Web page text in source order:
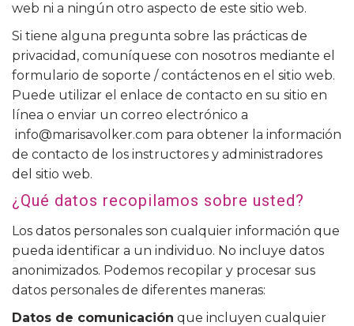
web ni a ningún otro aspecto de este sitio web.
Si tiene alguna pregunta sobre las prácticas de
privacidad, comuníquese con nosotros mediante el
formulario de soporte / contáctenos en el sitio web.
Puede utilizar el enlace de contacto en su sitio en
línea o enviar un correo electrónico a
info@marisavolker.com para obtener la información
de contacto de los instructores y administradores
del sitio web.
¿Qué datos recopilamos sobre usted?
Los datos personales son cualquier información que
pueda identificar a un individuo. No incluye datos
anonimizados. Podemos recopilar y procesar sus
datos personales de diferentes maneras:
Datos de comunicación que incluyen cualquier